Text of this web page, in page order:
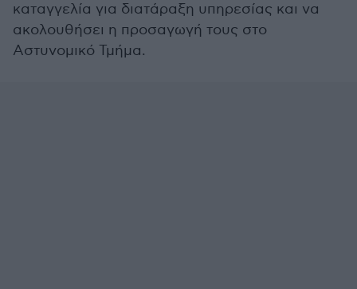
καταγγελία για διατάραξη υπηρεσίας και να
ακολουθήσει η προσαγωγή τους στο
Αστυνομικό Τμήμα.